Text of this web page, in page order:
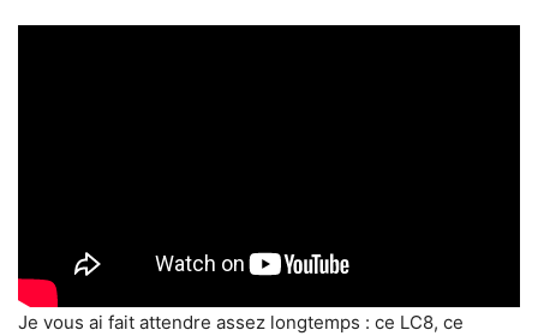
Je vous ai fait attendre assez longtemps : ce LC8, ce